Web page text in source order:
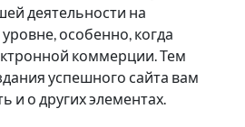
деятельности на
особенно, когда
коммерции. Тем
успешного сайта вам
и о других элементах.